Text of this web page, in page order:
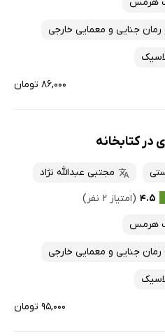
هرمس
رمان جنایی و معمایی خارجی
۸۶,۰۰۰ تومان
کتابخانه
مجتبی عبدالله نژاد
۴.۵ (امتیاز ۲ نفر)
هرمس
رمان جنایی و معمایی خارجی
۹۵,۰۰۰ تومان